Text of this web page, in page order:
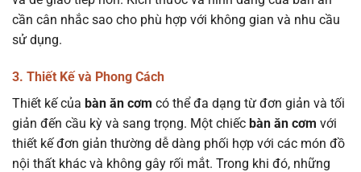
cần cân nhắc sao cho phù hợp với không gian và nhu cầu
sử dụng.
3. Thiết Kế và Phong Cách
Thiết kế của bàn ăn cơm có thể đa dạng từ đơn giản và tối
giản đến cầu kỳ và sang trọng. Một chiếc bàn ăn cơm với
thiết kế đơn giản thường dễ dàng phối hợp với các món đồ
nội thất khác và không gây rối mắt. Trong khi đó, những